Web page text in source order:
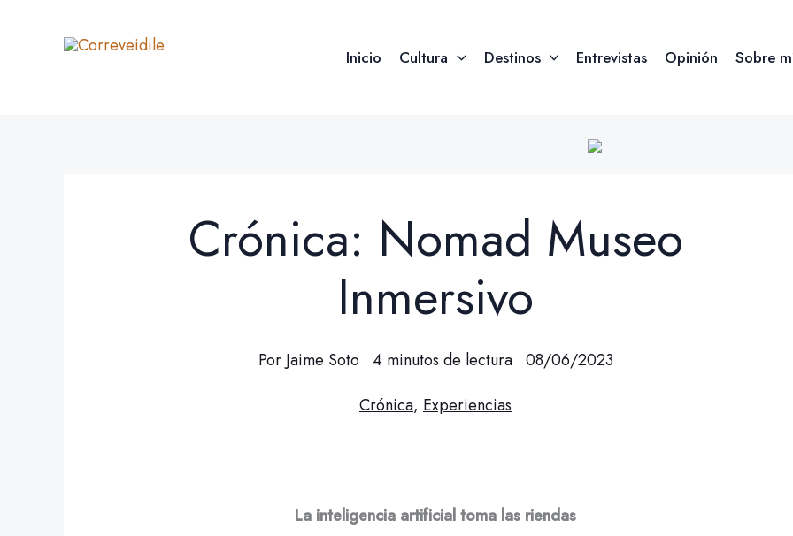
contenido
Inicio Cultura Destinos Entrevistas Opinión Sobre
Crónica: Nomad Museo
Inmersivo
Por Jaime Soto 4 minutos de lectura 08/06/2023
Crónica, Experiencias
La inteligencia artificial toma las riendas